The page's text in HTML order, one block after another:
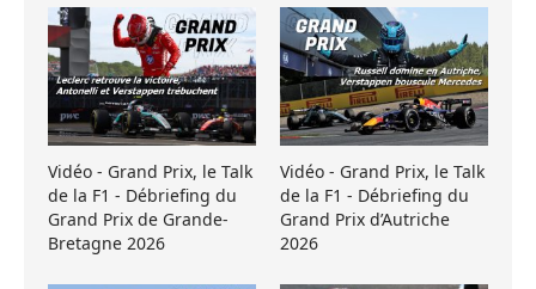
Vidéo - Grand Prix, le Talk
de la F1 - Débriefing du
Grand Prix de Grande-
Bretagne 2026
Vidéo - Grand Prix, le Talk
de la F1 - Débriefing du
Grand Prix d’Autriche
2026